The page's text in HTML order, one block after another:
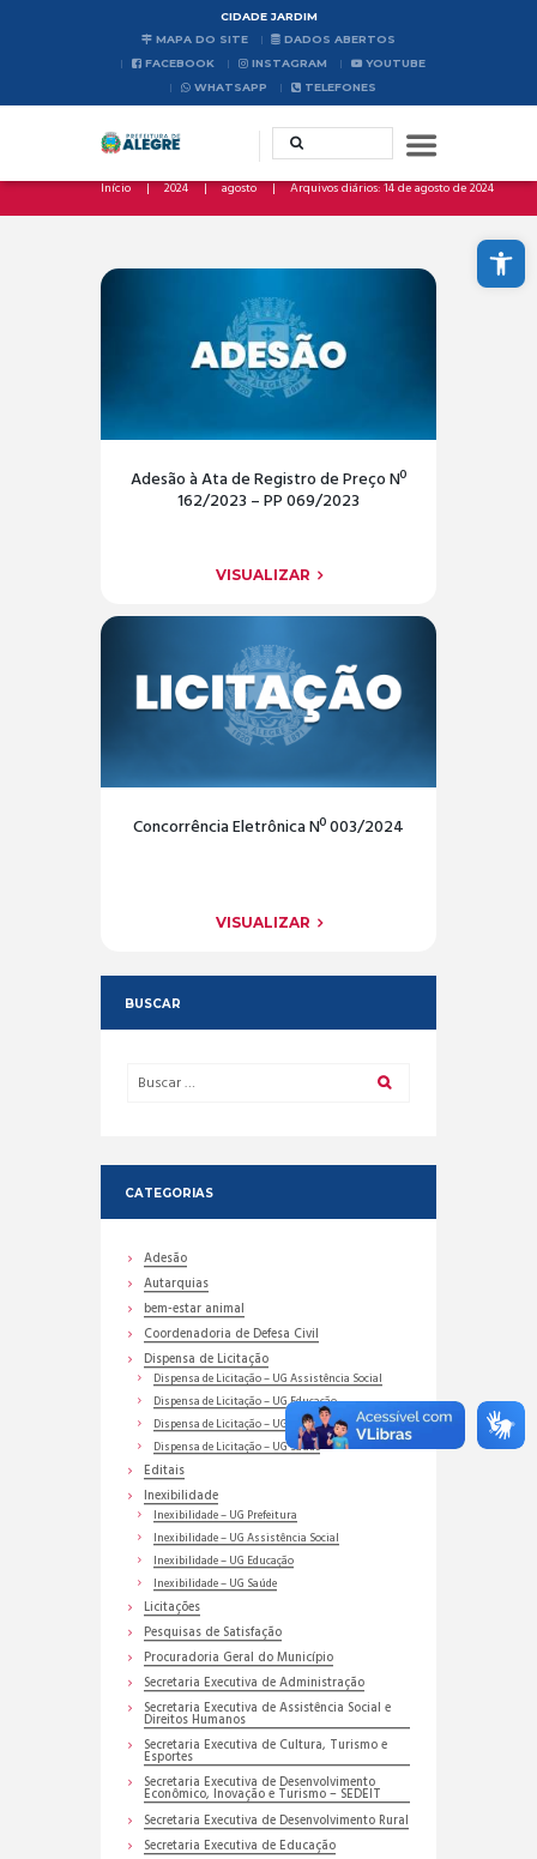
Abrir a barra de ferramentas
CIDADE JARDIM
MAPA DO SITE
DADOS ABERTOS
FACEBOOK
INSTAGRAM
YOUTUBE
WHATSAPP
TELEFONES
Início 2024 agosto Arquivos diários: 14 de agosto de 2024
Adesão à Ata de Registro de Preço Nº
162/2023 – PP 069/2023
VISUALIZAR
Concorrência Eletrônica Nº 003/2024
VISUALIZAR
BUSCAR
CATEGORIAS
Adesão
Autarquias
bem-estar animal
Coordenadoria de Defesa Civil
Dispensa de Licitação
Dispensa de Licitação – UG Assistência Social
Dispensa de Licitação – UG Educação
Dispensa de Licitação – UG Prefeitura
Dispensa de Licitação – UG Saúde
Editais
Inexibilidade
Inexibilidade – UG Prefeitura
Inexibilidade – UG Assistência Social
Inexibilidade – UG Educação
Inexibilidade – UG Saúde
Licitações
Pesquisas de Satisfação
Procuradoria Geral do Município
Secretaria Executiva de Administração
Secretaria Executiva de Assistência Social e
Direitos Humanos
Secretaria Executiva de Cultura, Turismo e
Esportes
Secretaria Executiva de Desenvolvimento
Econômico, Inovação e Turismo – SEDEIT
Secretaria Executiva de Desenvolvimento Rural
Secretaria Executiva de Educação